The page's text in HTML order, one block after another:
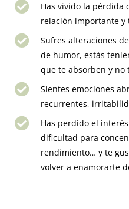
Has vivido la pérdida
relación importante y
Sufres alteraciones
de humor, estás
que te absorben y
Sientes emociones
recurrentes,
Has perdido el
dificultad para
rendimiento… y te
volver a enamorarte